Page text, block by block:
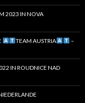
2023 IN NOVA
TEAM AUSTRIA
–
IN ROUDNICE NAD